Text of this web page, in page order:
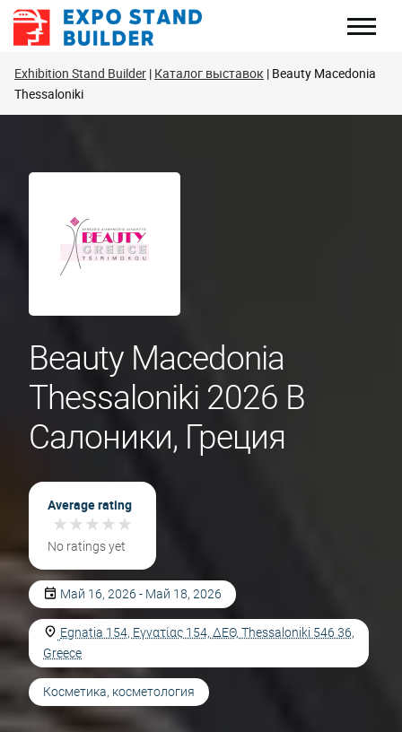
Перейти
Exhibition Stand Builder Каталог выставок Beauty Macedonia
Thessaloniki
Beauty Macedonia
Thessaloniki 2026 В
Салоники, Греция
Average rating
★★★★★
★★★★★
No ratings yet
Май 16, 2026 - Май 18, 2026
Egnatia 154, Εγνατίας 154, ΔΕΘ, Thessaloniki 546 36,
Greece
Косметика, косметология